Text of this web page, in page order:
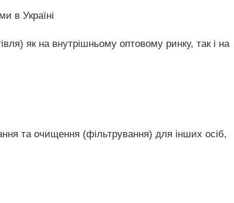
в Україні
як на внутрішньому оптовому ринку, так і на
та очищення (фільтрування) для інших осіб,